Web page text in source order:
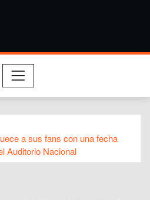
a sus fans con una fecha
Auditorio Nacional